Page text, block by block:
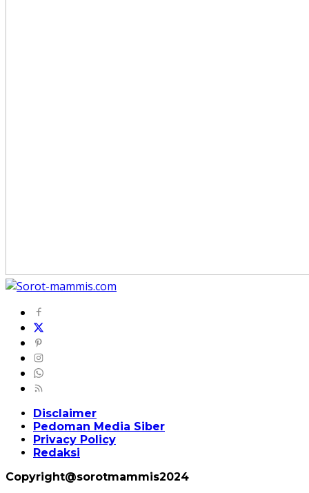
Disclaimer
Pedoman Media Siber
Privacy Policy
Redaksi
Copyright@sorotmammis2024